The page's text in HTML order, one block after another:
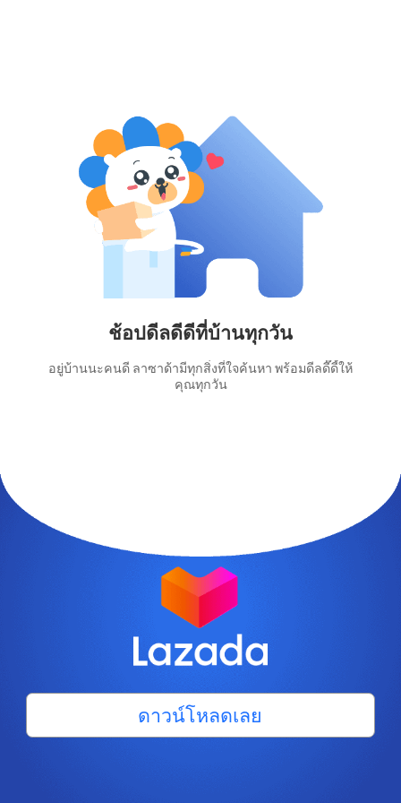
ช้อปดีลดีดีที่บ้านทุกวัน
อยู่บ้านนะคนดี ลาซาด้ามีทุกสิ่งที่ใจค้นหา พร้อมดีลดี๊ดี้ให้
คุณทุกวัน
ดาวน์โหลดเลย